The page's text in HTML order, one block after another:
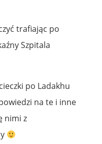
trafiając po
Szpitala
po Ladakhu
na te i inne
nimi z